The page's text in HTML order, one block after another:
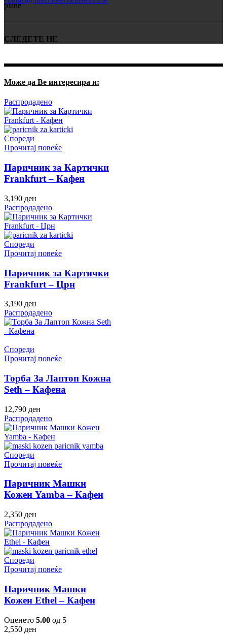
СЛЕДЕТЕ НЕ
Може да Ве интересира и:
Распродадено
Спореди
Прочитај повеќе
Паричник за Картички
Frankfurt – Кафен
3,190 ден
Распродадено
Спореди
Прочитај повеќе
Паричник за Картички
Frankfurt – Црн
3,190 ден
Распродадено
Спореди
Прочитај повеќе
Торба За Лаптоп Кожна
Seth – Кафена
12,790 ден
Распродадено
Спореди
Прочитај повеќе
Паричник Машки
Кожен Yamba – Кафен
2,350 ден
Распродадено
Спореди
Прочитај повеќе
Паричник Машки
Кожен Ethel – Кафен
Оценето 5.00 од 5
2,550 ден